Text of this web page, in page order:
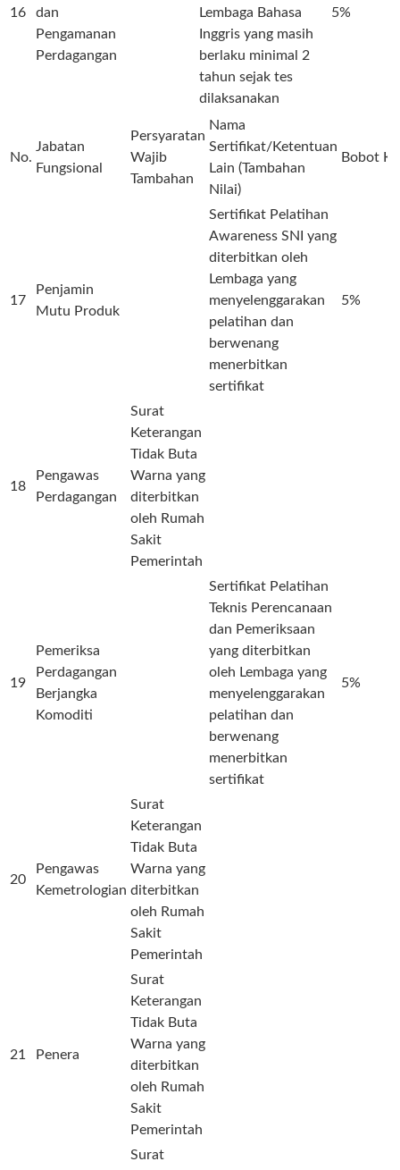
16
dan
Pengamanan
Perdagangan
Lembaga Bahasa
Inggris yang masih
berlaku minimal 2
tahun sejak tes
dilaksanakan
5%
No.
Jabatan
Fungsional
Persyaratan
Wajib
Tambahan
Nama
Sertifikat/Ketentuan
Lain (Tambahan
Nilai)
Bobot
17
Penjamin
Mutu Produk
Sertifikat Pelatihan
Awareness SNI yang
diterbitkan oleh
Lembaga yang
menyelenggarakan
pelatihan dan
berwenang
menerbitkan
sertifikat
5%
18
Pengawas
Perdagangan
Surat
Keterangan
Tidak Buta
Warna yang
diterbitkan
oleh Rumah
Sakit
Pemerintah
19
Pemeriksa
Perdagangan
Berjangka
Komoditi
Sertifikat Pelatihan
Teknis Perencanaan
dan Pemeriksaan
yang diterbitkan
oleh Lembaga yang
menyelenggarakan
pelatihan dan
berwenang
menerbitkan
sertifikat
5%
20
Pengawas
Kemetrologian
Surat
Keterangan
Tidak Buta
Warna yang
diterbitkan
oleh Rumah
Sakit
Pemerintah
21 Penera
Surat
Keterangan
Tidak Buta
Warna yang
diterbitkan
oleh Rumah
Sakit
Pemerintah
Surat